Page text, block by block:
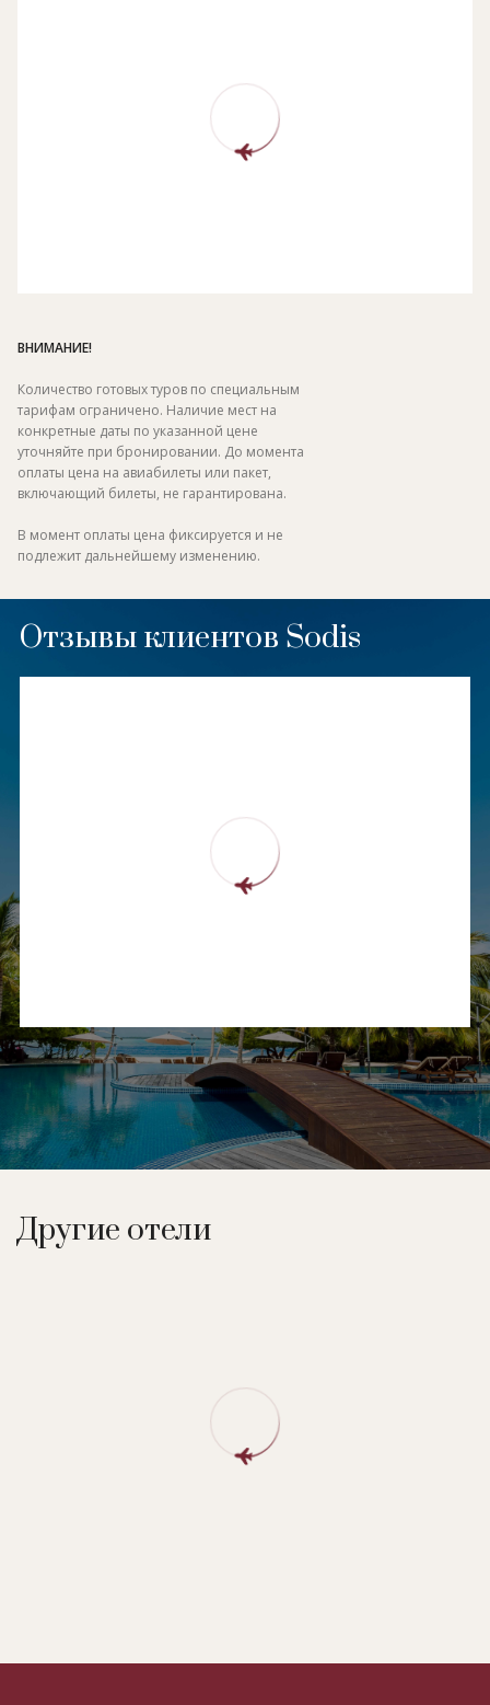
ВНИМАНИЕ!
Количество готовых туров по специальным
тарифам ограничено. Наличие мест на
конкретные даты по указанной цене
уточняйте при бронировании. До момента
оплаты цена на авиабилеты или пакет,
включающий билеты, не гарантирована.
В момент оплаты цена фиксируется и не
подлежит дальнейшему изменению.
Отзывы клиентов Sodis
Другие отели